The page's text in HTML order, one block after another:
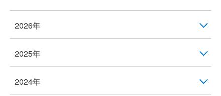
2026年
2025年
2024年